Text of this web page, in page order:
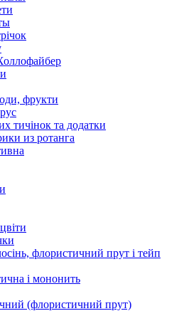
фрукти
тичінок та додатки
из ротанга
флористичний прут і тейп
і мононить
(флористичний прут)